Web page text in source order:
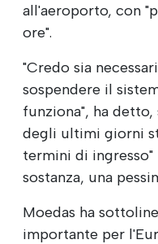
all'aeroporto, con
ore".
"Credo sia
sospendere il
funziona", ha
degli ultimi giorni
termini di ingresso"
sostanza, una
Moedas ha
importante per